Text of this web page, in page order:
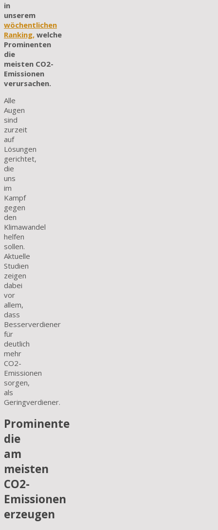
in
unserem
wöchentlichen
Ranking, welche
Prominenten
die
meisten CO2-
Emissionen
verursachen.
Alle
Augen
sind
zurzeit
auf
Lösungen
gerichtet,
die
uns
im
Kampf
gegen
den
Klimawandel
helfen
sollen.
Aktuelle
Studien
zeigen
dabei
vor
allem,
dass
Besserverdiener
für
deutlich
mehr
CO2-
Emissionen
sorgen,
als
Geringverdiener.
Prominente
die
am
meisten
CO2-
Emissionen
erzeugen